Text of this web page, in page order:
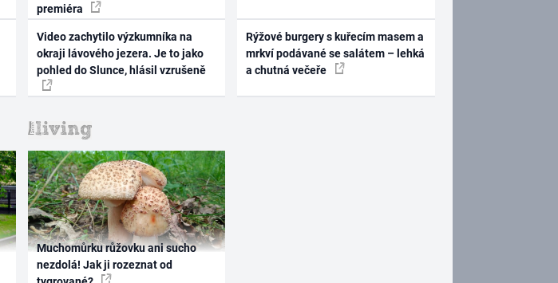
premiéra
Video zachytilo výzkumníka na
okraji lávového jezera. Je to jako
pohled do Slunce, hlásil vzrušeně
Rýžové burgery s kuřecím masem a
mrkví podávané se salátem – lehká
a chutná večeře
Muchomůrku růžovku ani sucho
nezdolá! Jak ji rozeznat od